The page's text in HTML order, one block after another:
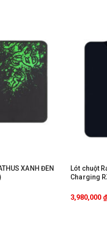
XANH ĐEN
Lót chuột
Charging
3,980,000₫